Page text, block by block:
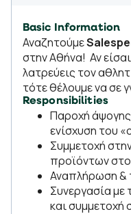
Basic Information
Αναζητούμε
στην Αθήνα! Αν
λατρεύεις τον
τότε θέλουμε να σε
Responsibilities
Παροχή
ενίσχυση του
Συμμετοχή
προϊόντων
Αναπλήρωση &
Συνεργασία με
και συμμετοχή